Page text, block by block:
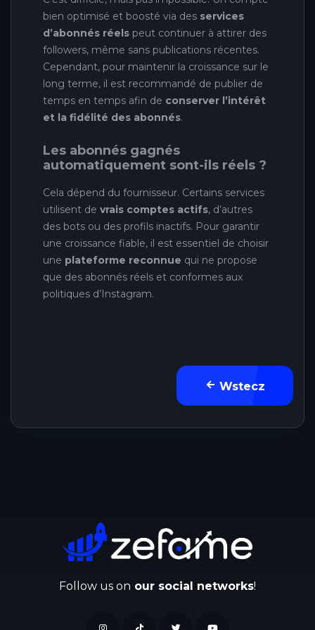
bien optimisé et boosté via des services
d’abonnés réels peut continuer à attirer des
followers, même sans publications récentes.
Cependant, pour maintenir la croissance sur le
long terme, il est recommandé de publier de
temps en temps afin de conserver l’intérêt
et la fidélité des abonnés.
Les abonnés gagnés
automatiquement sont-ils réels ?
Cela dépend du fournisseur. Certains services
utilisent de vrais comptes actifs, d’autres
des bots ou des profils inactifs. Pour garantir
une croissance fiable, il est essentiel de choisir
une plateforme reconnue qui ne propose
que des abonnés réels et conformes aux
politiques d’Instagram.
Wstecz
Follow us on our social networks!